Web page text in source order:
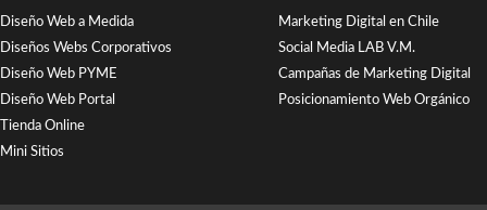
Diseño Web a Medida
Diseños Webs Corporativos
Diseño Web PYME
Diseño Web Portal
Tienda Online
Mini Sitios
Marketing Digital en Chile
Social Media LAB V.M.
Campañas de Marketing Digital
Posicionamiento Web Orgánico